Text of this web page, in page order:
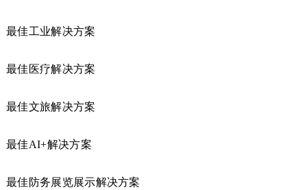
最佳工业解决方案
最佳医疗解决方案
最佳文旅解决方案
最佳AI+解决方案
最佳防务展览展示解决方案